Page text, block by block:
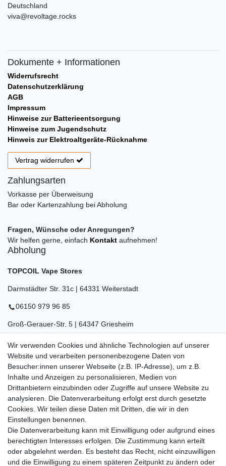
Deutschland
viva@revoltage.rocks
Dokumente + Informationen
Widerrufsrecht
Datenschutzerklärung
AGB
Impressum
Hinweise zur Batterieentsorgung
Hinweise zum Jugendschutz
Hinweis zur Elektroaltgeräte-Rücknahme
Vertrag widerrufen
Zahlungsarten
Vorkasse per Überweisung
Bar oder Kartenzahlung bei Abholung
Fragen, Wünsche oder Anregungen?
Wir helfen gerne, einfach Kontakt aufnehmen!
Abholung
TOPCOIL Vape Stores
Darmstädter Str. 31c | 64331 Weiterstadt
06150 979 96 85
Groß-Gerauer-Str. 5 | 64347 Griesheim
06155 834 88 58
Eberstädter Str. 21 | 64319 Pfungstadt
06157 984 88 55
Öffnungszeiten finden Sie hier: www.topcoil.de
E-MAIL **
Newsletter
Honig
Hiermit bestätige ich, dass ich dieDaten­schutz­erklärunggelesen habe.
Meine Einwilligung kann ich jederzeit widerrufen.**
Wir verwenden Cookies und ähnliche Technologien auf unserer
Website und verarbeiten personenbezogene Daten von
Besucher:innen unserer Webseite (z.B. IP-Adresse), um z.B.
Inhalte und Anzeigen zu personalisieren, Medien von
Drittanbietern einzubinden oder Zugriffe auf unsere Website zu
analysieren. Die Datenverarbeitung erfolgt erst durch gesetzte
Cookies. Wir teilen diese Daten mit Dritten, die wir in den
Einstellungen benennen.
Die Datenverarbeitung kann mit Einwilligung oder aufgrund eines
berechtigten Interesses erfolgen. Die Zustimmung kann erteilt
oder abgelehnt werden. Es besteht das Recht, nicht einzuwilligen
und die Einwilligung zu einem späteren Zeitpunkt zu ändern oder